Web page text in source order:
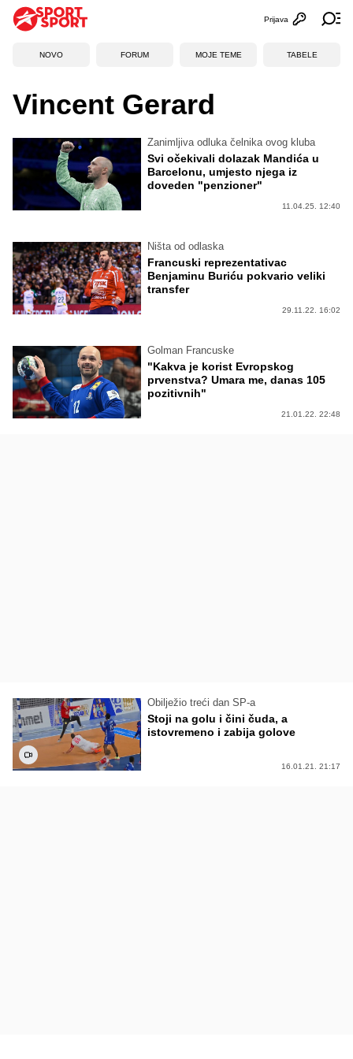
Otvori
Prijava
NOVO FORUM MOJE TEME TABELE
Vincent Gerard
Zanimljiva odluka čelnika ovog kluba
Svi očekivali dolazak Mandića u
Barcelonu, umjesto njega iz
doveden "penzioner"
11.04.25. 12:40
Ništa od odlaska
Francuski reprezentativac
Benjaminu Buriću pokvario veliki
transfer
29.11.22. 16:02
Golman Francuske
"Kakva je korist Evropskog
prvenstva? Umara me, danas 105
pozitivnih"
21.01.22. 22:48
Obilježio treći dan SP-a
Stoji na golu i čini čuda, a
istovremeno i zabija golove
16.01.21. 21:17